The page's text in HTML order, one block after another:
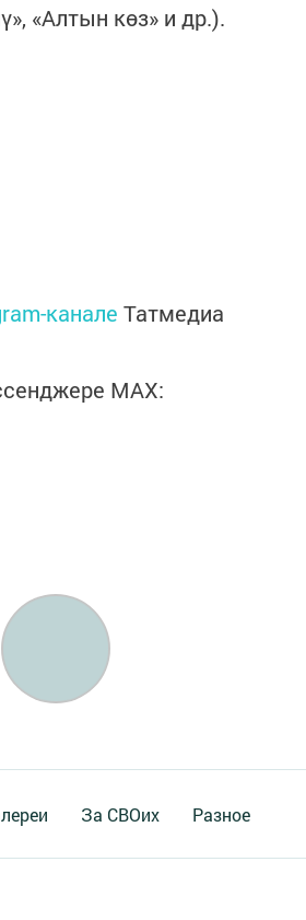
«Алтын көз» и др.).
канале Татмедиа
MАХ:
За СВОих Разное